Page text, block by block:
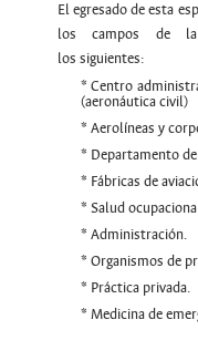
El egresado de esta
los campos de la
los siguientes:
* Centro
(aeronáutica civil)
* Aerolíneas y
* Departamento
* Fábricas de
* Salud
* Administración.
* Organismos de
* Práctica privada.
* Medicina de